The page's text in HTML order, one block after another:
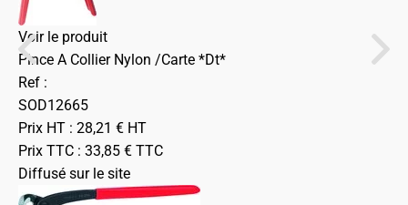
Voir le produit
Pince A Collier Nylon /Carte *Dt*
Ref :
SOD12665
Prix HT : 28,21 € HT
Prix TTC : 33,85 € TTC
Diffusé sur le site